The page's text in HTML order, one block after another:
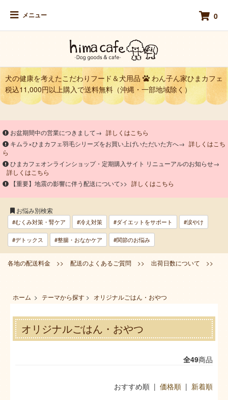
メニュー 0
犬の健康を考えたこだわりフード＆犬用品
わん子ん家ひまカフェ
税込11,000円以上購入で送料無料（沖縄・一部地域除く）
お盆期間中の営業につきまして→ 詳しくはこちら
キムラ×ひまカフェ羽毛シリーズをお買い上げいただいた方へ→ 詳しくはこち
ら
ひまカフェオンラインショップ・定期購入サイト リニューアルのお知らせ→
詳しくはこちら
【重要】地震の影響に伴う配送について>> 詳しくはこちら
お悩み別検索
#むくみ対策・腎ケア #冷え対策 #ダイエットをサポート #涙やけ
#デトックス #整腸・おなかケア #関節のお悩み
各地の配送料金 >> 配送のよくあるご質問 >> 出荷日数について >>
ホーム > テーマから探す > オリジナルごはん・おやつ
オリジナルごはん・おやつ
全49商品
おすすめ順 | 価格順 | 新着順